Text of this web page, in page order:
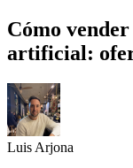
Cómo
artificial:
Luis Arjona